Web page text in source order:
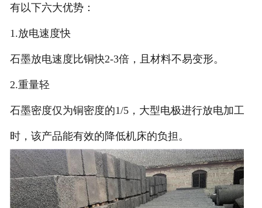
有以下六大优势：
1.放电速度快
石墨放电速度比铜快2-3倍，且材料不易变形。
2.重量轻
石墨密度仅为铜密度的1/5，大型电极进行放电加工
时，该产品能有效的降低机床的负担。